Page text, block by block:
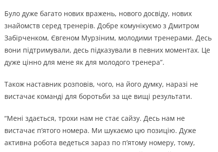
Було дуже багато нових вражень, нового досвіду, нових
знайомств серед тренерів. Добре комунікуємо з Дмитром
Забірченком, Євгеном Мурзіним, молодими тренерами. Десь
вони підтримували, десь підказували в певних моментах. Це
дуже цінно для мене як для молодого тренера”.
Також наставник розповів, чого, на його думку, наразі не
вистачає команді для боротьби за ще вищі результати.
“Мені здається, трохи нам не стає сайзу. Десь нам не
вистачає п’ятого номера. Ми шукаємо цю позицію. Дуже
активна робота ведеться зараз по п’ятому номеру, тому,